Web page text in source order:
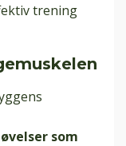
trening
som